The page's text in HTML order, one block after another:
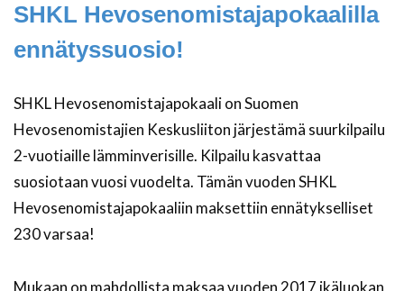
SHKL Hevosenomistajapokaalilla
ennätyssuosio!
SHKL Hevosenomistajapokaali on Suomen
Hevosenomistajien Keskusliiton järjestämä suurkilpailu
2-vuotiaille lämminverisille. Kilpailu kasvattaa
suosiotaan vuosi vuodelta. Tämän vuoden SHKL
Hevosenomistajapokaaliin maksettiin ennätykselliset
230 varsaa!